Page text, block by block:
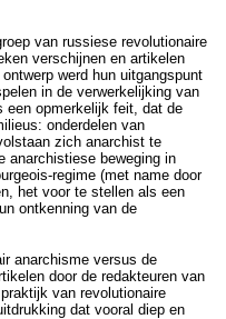
van russiese revolutionaire
verschijnen en artikelen
werd hun uitgangspunt
in de verwerkelijking van
een opmerkelijk feit, dat de
onderdelen van
zich anarchist te
anarchistiese beweging in
regime (met name door
het voor te stellen als een
ontkenning van de
anarchisme versus de
door de redakteuren van
van revolutionaire
dat vooral diep en